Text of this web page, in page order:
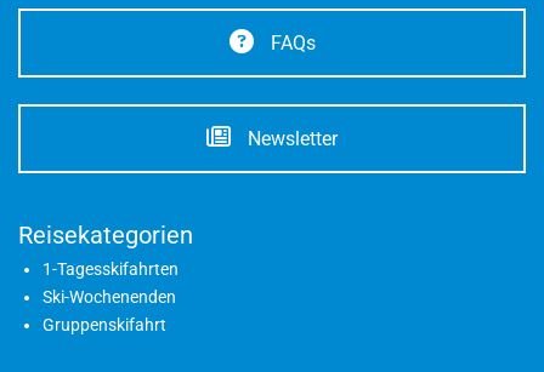
FAQs
Newsletter
Reisekategorien
1-Tagesskifahrten
Ski-Wochenenden
Gruppenskifahrt